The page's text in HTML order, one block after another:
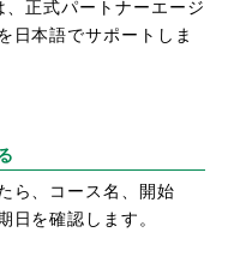
正式パートナーエージ
日本語でサポートしま
ら、コース名、開始
日を確認します。